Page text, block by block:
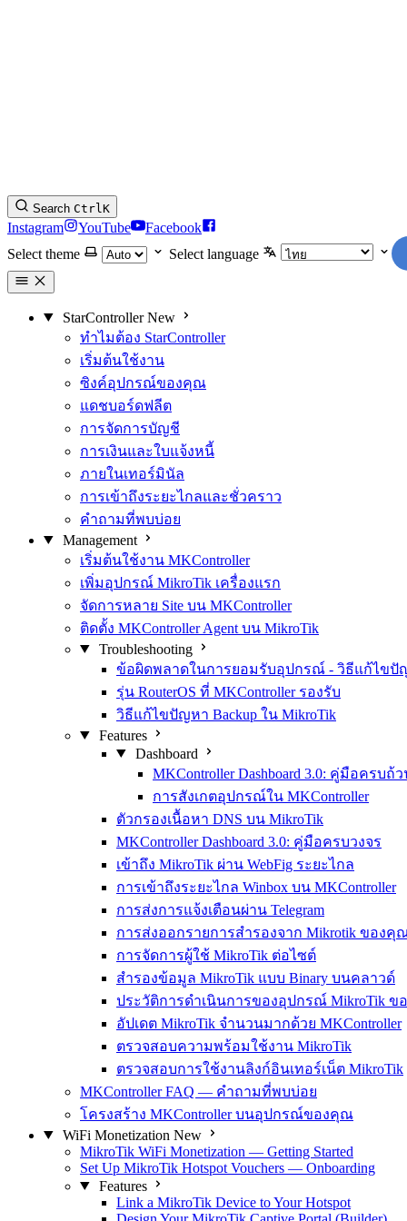
Search CtrlK
Instagram YouTube
Facebook
Select theme
Select language
StarController New
ทำไมต้อง StarController
เริ่มต้นใช้งาน
ซิงค์อุปกรณ์ของคุณ
แดชบอร์ดฟลีต
การจัดการบัญชี
การเงินและใบแจ้งหนี้
ภายในเทอร์มินัล
การเข้าถึงระยะไกลและชั่วคราว
คำถามที่พบบ่อย
Management
เริ่มต้นใช้งาน MKController
เพิ่มอุปกรณ์ MikroTik เครื่องแรก
จัดการหลาย Site บน MKController
ติดตั้ง MKController Agent บน MikroTik
Troubleshooting
ข้อผิดพลาดในการยอมรับอุปกรณ์ - วิธีแก้ไขปั
รุ่น RouterOS ที่ MKController รองรับ
วิธีแก้ไขปัญหา Backup ใน MikroTik
Features
Dashboard
MKController Dashboard 3.0: คู่มือครบถ้
การสังเกตอุปกรณ์ใน MKController
ตัวกรองเนื้อหา DNS บน MikroTik
MKController Dashboard 3.0: คู่มือครบวงจร
เข้าถึง MikroTik ผ่าน WebFig ระยะไกล
การเข้าถึงระยะไกล Winbox บน MKController
การส่งการแจ้งเตือนผ่าน Telegram
การส่งออกรายการสำรองจาก Mikrotik ของคุ
การจัดการผู้ใช้ MikroTik ต่อไซต์
สำรองข้อมูล MikroTik แบบ Binary บนคลาวด์
ประวัติการดำเนินการของอุปกรณ์ MikroTik ข
อัปเดต MikroTik จำนวนมากด้วย MKController
ตรวจสอบความพร้อมใช้งาน MikroTik
ตรวจสอบการใช้งานลิงก์อินเทอร์เน็ต MikroTik
MKController FAQ — คำถามที่พบบ่อย
โครงสร้าง MKController บนอุปกรณ์ของคุณ
WiFi Monetization New
MikroTik WiFi Monetization — Getting Started
Set Up MikroTik Hotspot Vouchers — Onboarding
Features
Link a MikroTik Device to Your Hotspot